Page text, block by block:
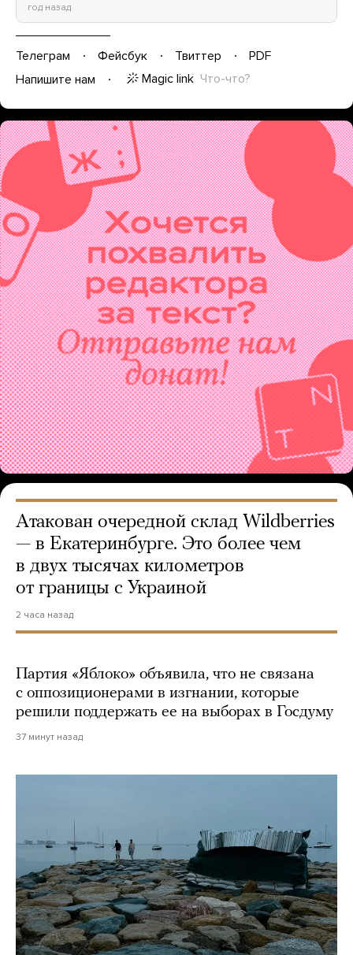
год назад
Телеграм Фейсбук Твиттер
PDF
Напишите нам
Magic link Что-что?
Атакован очередной склад Wildberries
— в Екатеринбурге. Это более чем
в двух тысячах километров
от границы с Украиной
2 часа назад
Партия «Яблоко» объявила, что не связана
с оппозиционерами в изгнании, которые
решили поддержать ее на выборах в Госдуму
37 минут назад